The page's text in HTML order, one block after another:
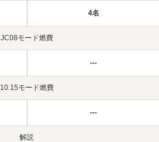
4名
JC08モード燃費
---
10.15モード燃費
---
解説